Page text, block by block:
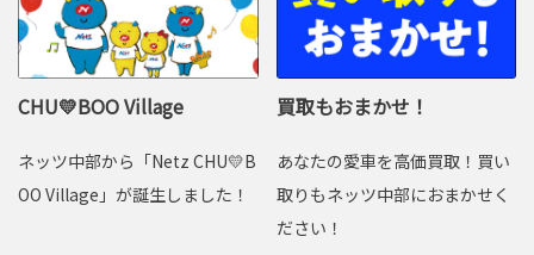
CHU💛BOO Village
ネッツ中部から「Netz CHU💛B
OO Village」が誕生しました！
買取もおまかせ！
あなたの愛車を高価買取！買い
取りもネッツ中部におまかせく
ださい！